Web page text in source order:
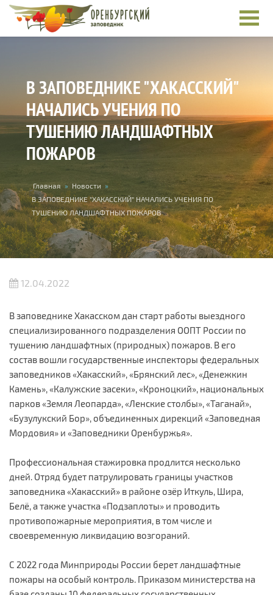
Перейти к основному содержанию
В ЗАПОВЕДНИКЕ "ХАКАССКИЙ"
НАЧАЛИСЬ УЧЕНИЯ ПО
ТУШЕНИЮ ЛАНДШАФТНЫХ
ПОЖАРОВ
Вы здесь
Главная » Новости »
В ЗАПОВЕДНИКЕ "ХАКАССКИЙ" НАЧАЛИСЬ УЧЕНИЯ ПО
ТУШЕНИЮ ЛАНДШАФТНЫХ ПОЖАРОВ
12.04.2022
В заповеднике Хакасском дан старт работы выездного
специализированного подразделения ООПТ России по
тушению ландшафтных (природных) пожаров. В его
состав вошли государственные инспекторы федеральных
заповедников «Хакасский», «Брянский лес», «Денежкин
Камень», «Калужские засеки», «Кроноцкий», национальных
парков «Земля Леопарда», «Ленские столбы», «Таганай»,
«Бузулукский Бор», объединенных дирекций «Заповедная
Мордовия» и «Заповедники Оренбуржья».
Профессиональная стажировка продлится несколько
дней. Отряд будет патрулировать границы участков
заповедника «Хакасский» в районе озёр Иткуль, Шира,
Белё, а также участка «Подзаплоты» и проводить
противопожарные мероприятия, в том числе и
своевременную ликвидацию возгораний.
С 2022 года Минприроды России берет ландшафтные
пожары на особый контроль. Приказом министерства на